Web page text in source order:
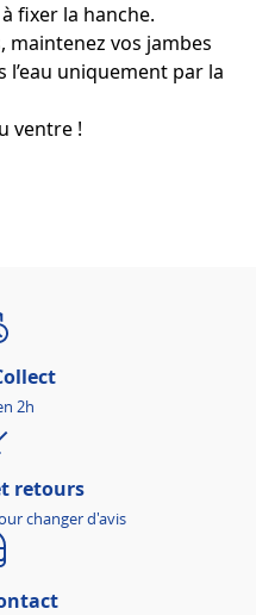
fixer la hanche.
maintenez vos jambes
uniquement par la
ventre !
2h
retours
changer d'avis